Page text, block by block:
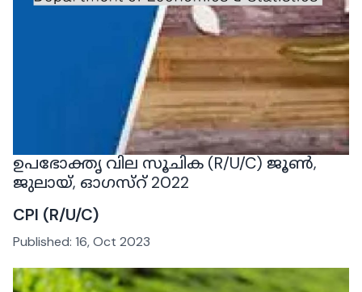
ഉപഭോക്തൃ വില സൂചിക (R/U/C) ജൂൺ,
ജുലായ്, ഓഗസ്റ് 2022
CPI (R/U/C)
Published: 16, Oct 2023